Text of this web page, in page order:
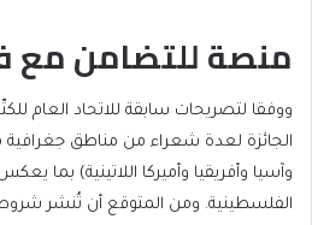
منصة للتضامن
ووفقا لتصريحات سابقة للاتحاد العام
الجائزة لعدة شعراء من مناطق جغرافية
وآسيا وأفريقيا وأميركا اللاتينية) بما
الفلسطينية. ومن المتوقع أن تُنشر شروط